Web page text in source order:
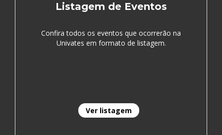
Listagem de Eventos
Confira todos os eventos que ocorrerão na
Univates em formato de listagem.
Ver listagem